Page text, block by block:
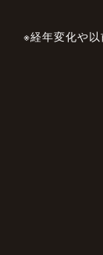
※経年変化や